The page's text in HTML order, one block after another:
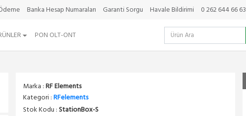
Banka Hesap Numaraları Garanti Sorgu Havale Bildirimi 0 262 644 66 63
PON OLT-ONT
Marka :RF Elements
Kategori :RFelements
Stok Kodu : StationBox-S